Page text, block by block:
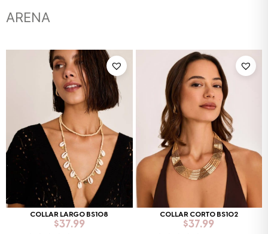
ARENA
COLLAR LARGO BS108
$37.99
COLLAR CORTO BS102
$37.99